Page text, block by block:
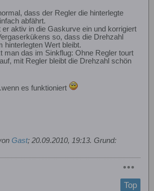
dass der Regler die hinterlegte
abfährt.
er aktiv in die Gaskurve ein und korrigiert
so, dass die Drehzahl
hinterlegten Wert bleibt.
man das im Sinkflug: Ohne Regler tourt
mit Regler bleibt die Drehzahl schön
es funktioniert
Gast; 20.09.2010, 19:13. Grund:
Top